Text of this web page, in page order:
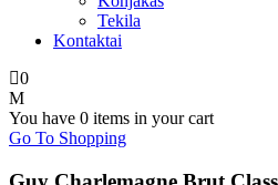
Tekila
Kontaktai
0
You have 0 items in your cart
Go To Shopping